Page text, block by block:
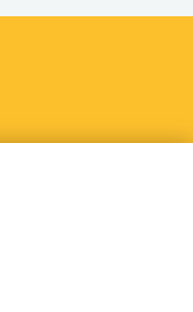
di Legacoop